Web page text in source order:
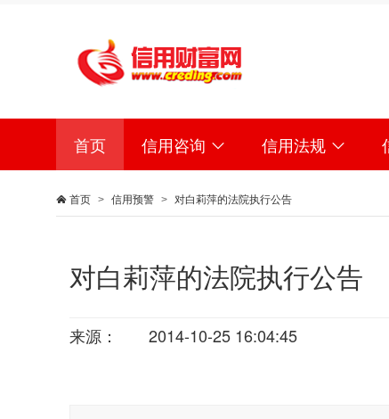
首页 信用咨询  信用法规 
 首页 > 信用预警 > 对白莉萍的法院执行公告
对白莉萍的法院执行公告
来源： 2014-10-25 16:04:45